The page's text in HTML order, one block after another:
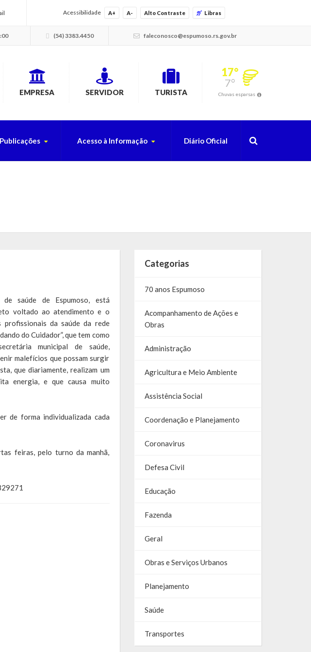
Acessibilidade A+ A- Alto Contraste Libras
(54) 3383.4450 faleconosco@espumoso.rs.gov.br
EMPRESA SERVIDOR TURISTA
17°
7°
Chuvas esparsas
Publicações Acesso à Informação Diário Oficial
saúde de Espumoso, está
voltado ao atendimento e o
profissionais da saúde da rede
do Cuidador”, que tem como
municipal de saúde,
malefícios que possam surgir
que diariamente, realizam um
energia, e que causa muito
de forma individualizada cada
feiras, pelo turno da manhã,
Categorias
70 anos Espumoso
Acompanhamento de Ações e
Obras
Administração
Agricultura e Meio Ambiente
Assistência Social
Coordenação e Planejamento
Coronavirus
Defesa Civil
Educação
Fazenda
Geral
Obras e Serviços Urbanos
Planejamento
Saúde
Transportes